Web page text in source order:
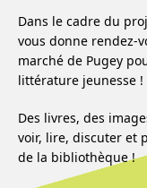
Dans le cadre du
vous donne rendez-
marché de Pugey
littérature jeunesse !
Des livres, des
voir, lire, discuter et
de la bibliothèque !